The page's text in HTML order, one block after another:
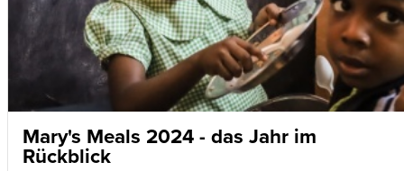
Mary's Meals 2024 - das Jahr im
Rückblick